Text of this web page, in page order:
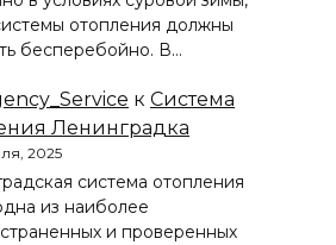
отопления должны
бесперебойно. В…
к Система
Ленинградка
2025
система отопления
из наиболее
и проверенных